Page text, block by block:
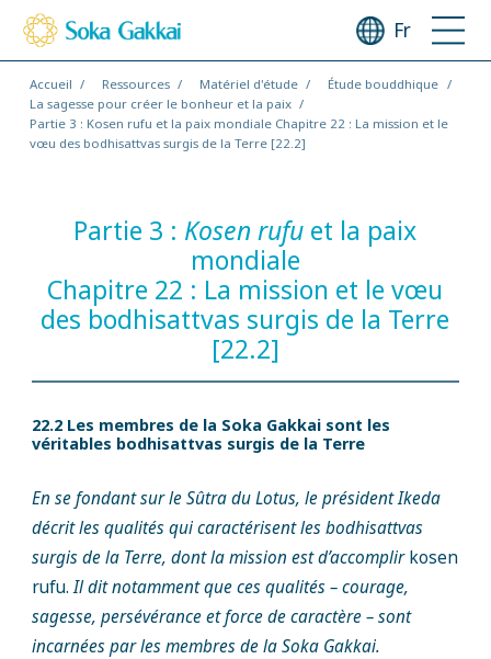
Fr
Accueil Ressources Matériel d'étude
Étude bouddhique
La sagesse pour créer le bonheur et la paix
Partie 3 : Kosen rufu et la paix mondiale Chapitre 22 : La mission et le
vœu des bodhisattvas surgis de la Terre [22.2]
Partie 3 : Kosen rufu et la paix
mondiale
Chapitre 22 : La mission et le vœu
des bodhisattvas surgis de la Terre
[22.2]
22.2 Les membres de la Soka Gakkai sont les
véritables bodhisattvas surgis de la Terre
En se fondant sur le Sûtra du Lotus, le président Ikeda
décrit les qualités qui caractérisent les bodhisattvas
surgis de la Terre, dont la mission est d’accomplirkosen
rufu.Il dit notamment que ces qualités – courage,
sagesse, persévérance et force de caractère – sont
incarnées par les membres de la Soka Gakkai.